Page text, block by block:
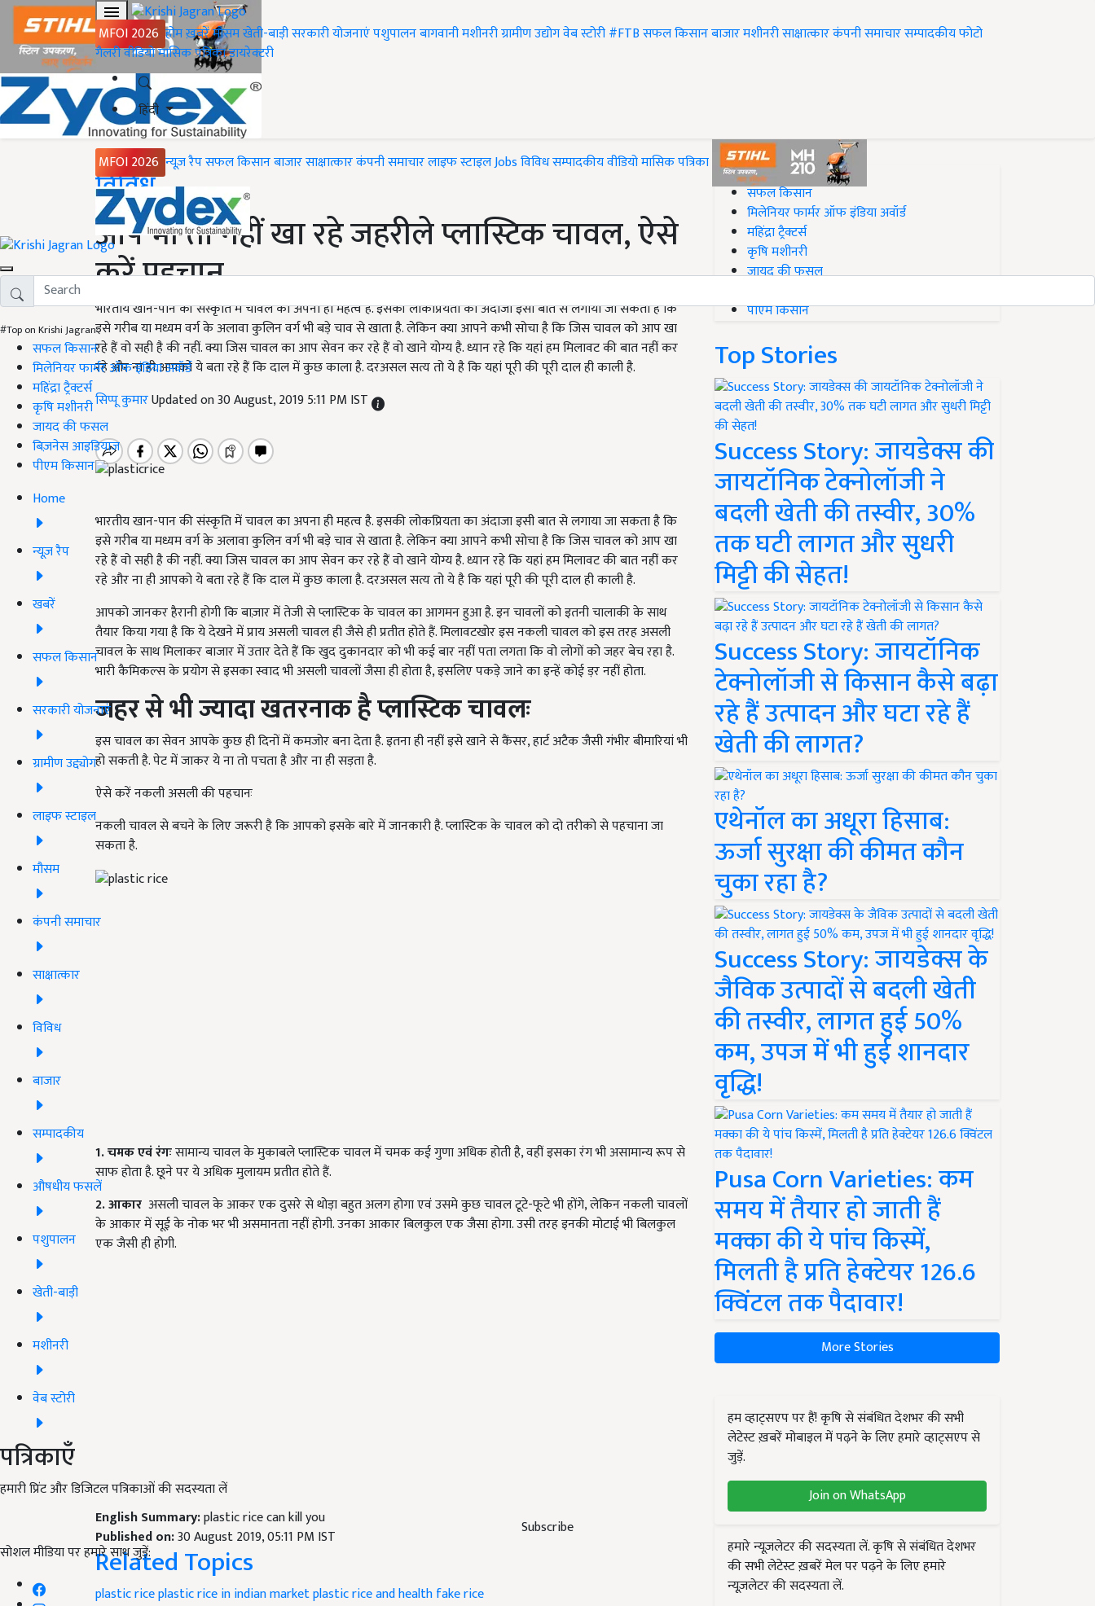
MFOI 2026 होमख़बरेंमौसमखेती-बाड़ीसरकारी योजनाएंपशुपालनबागवानीमशीनरीग्रामीण उद्योगवेब स्टोरी#FTBसफल किसानबाजारमशीनरीसाक्षात्कारकंपनी समाचारसम्पादकीयफोटो
गैलरीवीडियोमासिक पत्रिकाडायरेक्टरी
हिंदी
MFOI 2026 न्यूज़ रैपसफल किसानबाजारसाक्षात्कारकंपनी समाचारलाइफ स्टाइलJobsविविधसम्पादकीयवीडियोमासिक पत्रिका
#Top on Krishi Jagran
सफल किसान
मिलेनियर फार्मर ऑफ इंडिया अवॉर्ड
महिंद्रा ट्रैक्टर्स
कृषि मशीनरी
जायद की फसल
बिज़नेस आइडियाज
पीएम किसान
Home
न्यूज़ रैप
खबरें
सफल किसान
सरकारी योजनाएं
ग्रामीण उद्द्योग
लाइफ स्टाइल
मौसम
कंपनी समाचार
साक्षात्कार
विविध
बाजार
सम्पादकीय
औषधीय फसलें
पशुपालन
खेती-बाड़ी
मशीनरी
वेब स्टोरी
पत्रिकाएँ
हमारी प्रिंट और डिजिटल पत्रिकाओं की सदस्यता लें
Subscribe
सोशल मीडिया पर हमारे साथ जुड़ें:
Home
विविध
आप भी तो नहीं खा रहे जहरीले प्लास्टिक चावल, ऐसे
करें पहचान
भारतीय खान-पान की संस्कृति में चावल का अपना ही महत्व है. इसकी लोकप्रियता का अंदाजा इसी बात से लगाया जा सकता है कि
इसे गरीब या मध्यम वर्ग के अलावा कुलिन वर्ग भी बड़े चाव से खाता है. लेकिन क्या आपने कभी सोचा है कि जिस चावल को आप खा
रहे हैं वो सही है की नहीं. क्या जिस चावल का आप सेवन कर रहे हैं वो खाने योग्य है. ध्यान रहे कि यहां हम मिलावट की बात नहीं कर
रहे और ना ही आपको ये बता रहे हैं कि दाल में कुछ काला है. दरअसल सत्य तो ये है कि यहां पूरी की पूरी दाल ही काली है.
सिप्पू कुमारUpdated on 30 August, 2019 5:11 PM IST
भारतीय खान-पान की संस्कृति में चावल का अपना ही महत्व है. इसकी लोकप्रियता का अंदाजा इसी बात से लगाया जा सकता है कि
इसे गरीब या मध्यम वर्ग के अलावा कुलिन वर्ग भी बड़े चाव से खाता है. लेकिन क्या आपने कभी सोचा है कि जिस चावल को आप खा
रहे हैं वो सही है की नहीं. क्या जिस चावल का आप सेवन कर रहे हैं वो खाने योग्य है. ध्यान रहे कि यहां हम मिलावट की बात नहीं कर
रहे और ना ही आपको ये बता रहे हैं कि दाल में कुछ काला है. दरअसल सत्य तो ये है कि यहां पूरी की पूरी दाल ही काली है.
आपको जानकर हैरानी होगी कि बाज़ार में तेजी से प्लास्टिक के चावल का आगमन हुआ है. इन चावलों को इतनी चालाकी के साथ
तैयार किया गया है कि ये देखने में प्राय असली चावल ही जैसे ही प्रतीत होते हैं. मिलावटखोर इस नकली चावल को इस तरह असली
चावल के साथ मिलाकर बाजार में उतार देते हैं कि खुद दुकानदार को भी कई बार नहीं पता लगता कि वो लोगों को जहर बेच रहा है.
भारी कैमिकल्स के प्रयोग से इसका स्वाद भी असली चावलों जैसा ही होता है, इसलिए पकड़े जाने का इन्हें कोई ड़र नहीं होता.
जहर से भी ज्यादा खतरनाक है प्लास्टिक चावलः
इस चावल का सेवन आपके कुछ ही दिनों में कमजोर बना देता है. इतना ही नहीं इसे खाने से कैंसर, हार्ट अटैक जैसी गंभीर बीमारियां भी
हो सकती है. पेट में जाकर ये ना तो पचता है और ना ही सड़ता है.
ऐसे करें नकली असली की पहचानः
नकली चावल से बचने के लिए जरूरी है कि आपको इसके बारे में जानकारी है. प्लास्टिक के चावल को दो तरीको से पहचाना जा
सकता है.
1. चमक एवं रंगःसामान्य चावल के मुकाबले प्लास्टिक चावल में चमक कई गुणा अधिक होती है, वहीं इसका रंग भी असामान्य रूप से
साफ होता है. छूने पर ये अधिक मुलायम प्रतीत होते हैं.
2. आकार असली चावल के आकर एक दुसरे से थोड़ा बहुत अलग होगा एवं उसमे कुछ चावल टूटे-फूटे भी होंगे, लेकिन नकली चावलों
के आकार में सूई के नोक भर भी असमानता नहीं होगी. उनका आकार बिलकुल एक जैसा होगा. उसी तरह इनकी मोटाई भी बिलकुल
एक जैसी ही होगी.
English Summary:plastic rice can kill you
Published on:30 August 2019, 05:11 PM IST
Related Topics
plastic riceplastic rice in indian marketplastic rice and health fake rice
#Top on Krishi Jagran
सफल किसान
मिलेनियर फार्मर ऑफ इंडिया अवॉर्ड
महिंद्रा ट्रैक्टर्स
कृषि मशीनरी
जायद की फसल
पीएम किसान
Top Stories
Success Story: जायडेक्स की
जायटॉनिक टेक्नोलॉजी ने
बदली खेती की तस्वीर, 30%
तक घटी लागत और सुधरी
मिट्टी की सेहत!
Success Story: जायटॉनिक
टेक्नोलॉजी से किसान कैसे बढ़ा
रहे हैं उत्पादन और घटा रहे हैं
खेती की लागत?
एथेनॉल का अधूरा हिसाब:
ऊर्जा सुरक्षा की कीमत कौन
चुका रहा है?
Success Story: जायडेक्स के
जैविक उत्पादों से बदली खेती
की तस्वीर, लागत हुई 50%
कम, उपज में भी हुई शानदार
वृद्धि!
Pusa Corn Varieties: कम
समय में तैयार हो जाती हैं
मक्का की ये पांच किस्में,
मिलती है प्रति हेक्टेयर 126.6
क्विंटल तक पैदावार!
More Stories
हम व्हाट्सएप पर हैं! कृषि से संबंधित देशभर की सभी
लेटेस्ट ख़बरें मोबाइल में पढ़ने के लिए हमारे व्हाट्सएप से
जुड़ें.
Join on WhatsApp
हमारे न्यूज़लेटर की सदस्यता लें. कृषि से संबंधित देशभर
की सभी लेटेस्ट ख़बरें मेल पर पढ़ने के लिए हमारे
न्यूज़लेटर की सदस्यता लें.